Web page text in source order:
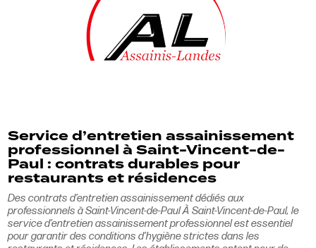
Service d’entretien assainissement
professionnel à Saint-Vincent-de-
Paul : contrats durables pour
restaurants et résidences
Des contrats d’entretien assainissement dédiés aux
professionnels à Saint-Vincent-de-Paul À Saint-Vincent-de-Paul, le
service d’entretien assainissement professionnel est essentiel
pour garantir des conditions d’hygiène strictes dans les